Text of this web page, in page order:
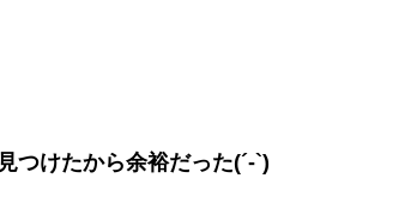
つけたから余裕だった(´-`)